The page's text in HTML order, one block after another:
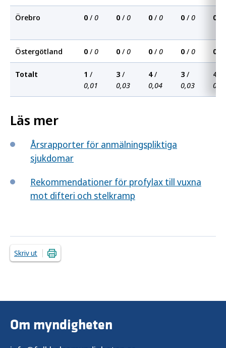
Örebro 0 / 0 0 / 0 0 / 0 0 / 0 0
Östergötland 0 / 0 0 / 0 0 / 0 0 / 0 0
Totalt 1 /
0,01
3 /
0,03
4/
0,04
3 /
0,03
4
Läs mer
Årsrapporter för anmälningspliktiga
sjukdomar
Rekommendationer för profylax till vuxna
mot difteri och stelkramp
Skriv ut
Om myndigheten